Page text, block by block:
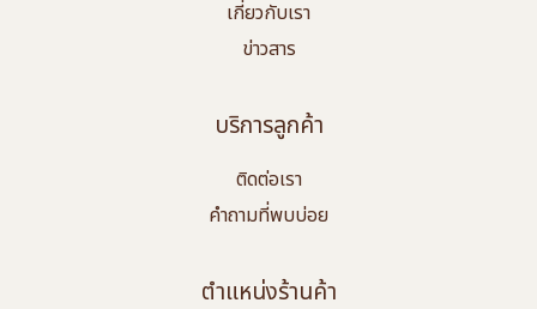
เกี่ยวกับเรา
ข่าวสาร
บริการลูกค้า
ติดต่อเรา
คำถามที่พบบ่อย
ตำแหน่งร้านค้า